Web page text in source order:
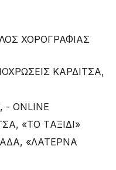
ΧΟΡΟΓΡΑΦΙΑΣ
ΚΑΡΔΙΤΣΑ,
- ONLINE
«ΤΟ TΑΞΙΔΙ»
«ΛΑΤΕΡΝΑ